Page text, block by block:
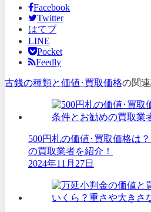
Facebook
Twitter
はてブ
LINE
Pocket
Feedly
古銭の種類と価値･買取価格の関
500円札の価値･買取価格は
の買取業者を紹介！
2024年11月27日